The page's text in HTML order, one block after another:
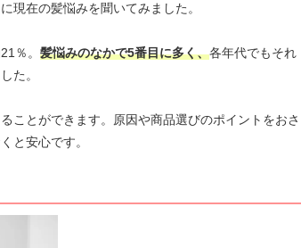
現在の髪悩みを聞いてみました。
％。 髪悩みのなかで5番目に多く、各年代でもそれ
た。
ことができます。原因や商品選びのポイントをおさ
と安心です。